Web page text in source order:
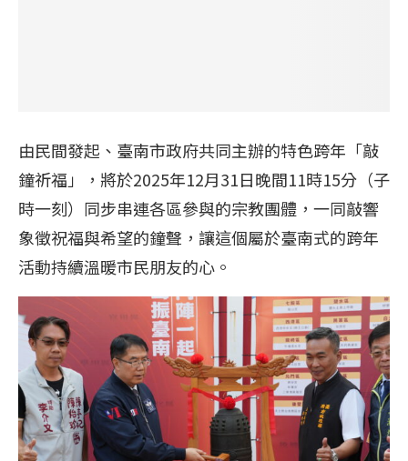
由民間發起、臺南市政府共同主辦的特色跨年「敲
鐘祈福」，將於2025年12月31日晚間11時15分（子
時一刻）同步串連各區參與的宗教團體，一同敲響
象徵祝福與希望的鐘聲，讓這個屬於臺南式的跨年
活動持續溫暖市民朋友的心。